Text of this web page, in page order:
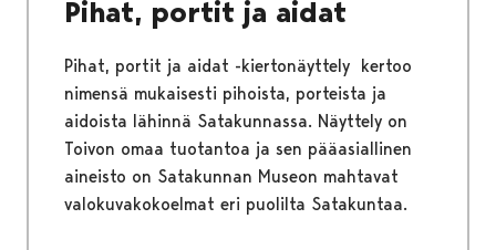
Pihat, portit ja aidat
Pihat, portit ja aidat -kiertonäyttely kertoo
nimensä mukaisesti pihoista, porteista ja
aidoista lähinnä Satakunnassa. Näyttely on
Toivon omaa tuotantoa ja sen pääasiallinen
aineisto on Satakunnan Museon mahtavat
valokuvakokoelmat eri puolilta Satakuntaa.